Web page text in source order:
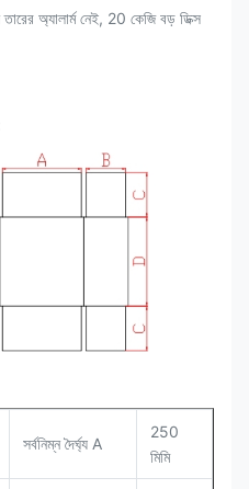
অ্যালার্ম নেই, 20 কেজি বড় ডিক্স
সর্বনিম্ন দৈর্ঘ্য A
250
মিমি